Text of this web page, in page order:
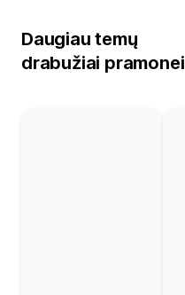
Daugiau temų
drabužiai pramonei